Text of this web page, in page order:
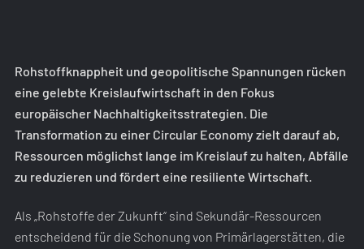
Rohstoffknappheit und geopolitische Spannungen rücken
eine gelebte Kreislaufwirtschaft in den Fokus
europäischer Nachhaltigkeitsstrategien. Die
Transformation zu einer Circular Economy zielt darauf ab,
Ressourcen möglichst lange im Kreislauf zu halten, Abfälle
zu reduzieren und fördert eine resiliente Wirtschaft.
Als „Rohstoffe der Zukunft“ sind Sekundär-Ressourcen
entscheidend für die Schonung von Primärlagerstätten, die